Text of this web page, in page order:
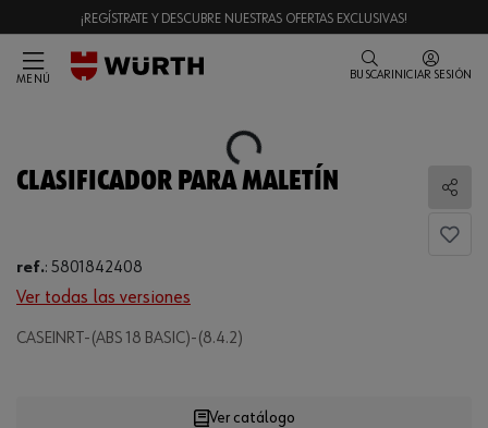
¡REGÍSTRATE Y DESCUBRE NUESTRAS OFERTAS EXCLUSIVAS!
MENÚ BUSCAR INICIAR SESIÓN
Loading...
CLASIFICADOR PARA MALETÍN
ref.: 5801842408
Ver todas las versiones
CASEINRT-(ABS 18 BASIC)-(8.4.2)
Loading...
Ver catálogo